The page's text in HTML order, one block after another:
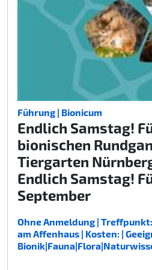
Führung | Bionicum
Endlich Samstag!
bionischen
Tiergarten
Endlich Samstag!
September
Ohne Anmeldung |
am Affenhaus | Kosten: |